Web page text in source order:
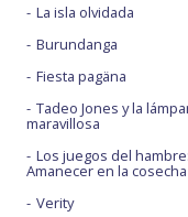
La isla olvidada
Burundanga
Fiesta pagäna
Tadeo Jones y la
maravillosa
Los juegos del hambre:
Amanecer en la cosecha
Verity